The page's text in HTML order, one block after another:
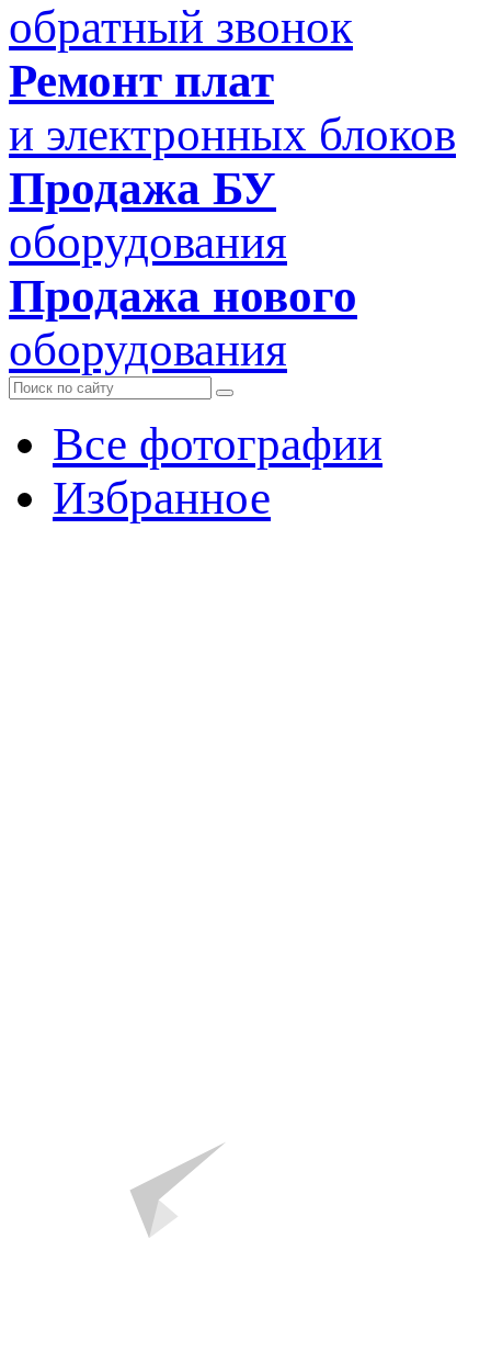
обратный звонок
Ремонт плат
и электронных блоков
Продажа БУ
оборудования
Продажа нового
оборудования
Все фотографии
Избранное